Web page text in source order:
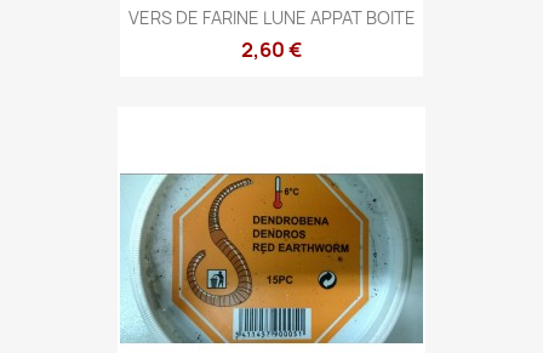
VERS DE FARINE LUNE APPAT BOITE
2,60 €